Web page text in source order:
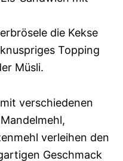
die Kekse
Topping
Müsli.
verschiedenen
verleihen den
Geschmack